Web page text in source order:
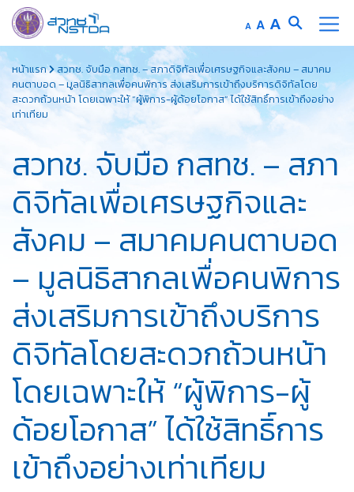
to
content
A Decrease
font
size.
AReset
font
size.
A Increase
font
size.
หน้าแรก
สวทช. จับมือ กสทช. – สภาดิจิทัลเพื่อเศรษฐกิจและสังคม – สมาคม
คนตาบอด – มูลนิธิสากลเพื่อคนพิการ ส่งเสริมการเข้าถึงบริการดิจิทัลโดย
สะดวกถ้วนหน้า โดยเฉพาะให้ “ผู้พิการ-ผู้ด้อยโอกาส” ได้ใช้สิทธิ์การเข้าถึงอย่าง
เท่าเทียม
สวทช. จับมือ กสทช. – สภา
ดิจิทัลเพื่อเศรษฐกิจและ
สังคม – สมาคมคนตาบอด
– มูลนิธิสากลเพื่อคนพิการ
ส่งเสริมการเข้าถึงบริการ
ดิจิทัลโดยสะดวกถ้วนหน้า
โดยเฉพาะให้ “ผู้พิการ-ผู้
ด้อยโอกาส” ได้ใช้สิทธิ์การ
เข้าถึงอย่างเท่าเทียม